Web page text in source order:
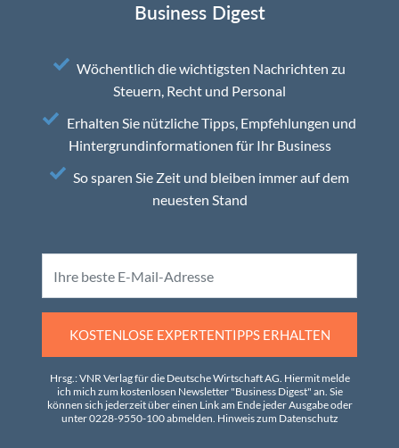
Business Digest
Wöchentlich die wichtigsten Nachrichten zu
Steuern, Recht und Personal
Erhalten Sie nützliche Tipps, Empfehlungen und
Hintergrundinformationen für Ihr Business
So sparen Sie Zeit und bleiben immer auf dem
neuesten Stand
KOSTENLOSE EXPERTENTIPPS ERHALTEN
Hrsg.: VNR Verlag für die Deutsche Wirtschaft AG. Hiermit melde
ich mich zum kostenlosen Newsletter "Business Digest" an. Sie
können sich jederzeit über einen Link am Ende jeder Ausgabe oder
unter 0228-9550-100 abmelden. Hinweis zum Datenschutz